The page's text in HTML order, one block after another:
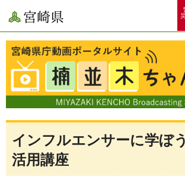
宮崎県
インフルエンサーに学ぼ
活用講座